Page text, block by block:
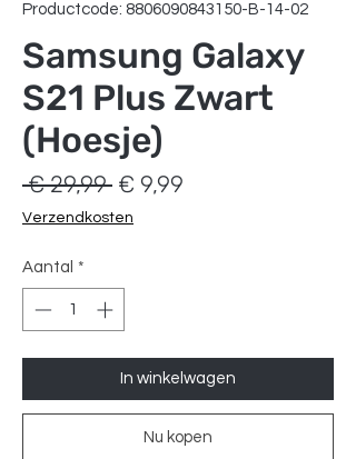
Productcode: 8806090843150-B-14-02
Samsung Galaxy
S21 Plus Zwart
(Hoesje)
€ 29,99 Normale
prijs
€ 9,99
Verzendkosten
Aantal *
In winkelwagen
Nu kopen